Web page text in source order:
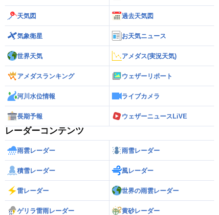
天気図 過去天気図
気象衛星 お天気ニュース
世界天気 アメダス(実況天気)
アメダスランキング ウェザーリポート
河川水位情報 ライブカメラ
長期予報 ウェザーニュースLiVE
レーダーコンテンツ
雨雲レーダー 雨雪レーダー
積雪レーダー 風レーダー
雷レーダー 世界の雨雲レーダー
ゲリラ雷雨レーダー 黄砂レーダー